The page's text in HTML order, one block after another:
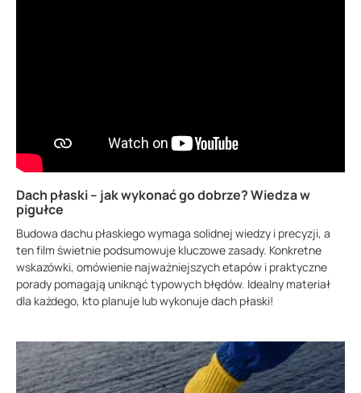
Dach płaski – jak wykonać go dobrze? Wiedza w
pigułce
Budowa dachu płaskiego wymaga solidnej wiedzy i precyzji, a
ten film świetnie podsumowuje kluczowe zasady. Konkretne
wskazówki, omówienie najważniejszych etapów i praktyczne
porady pomagają uniknąć typowych błędów. Idealny materiał
dla każdego, kto planuje lub wykonuje dach płaski!